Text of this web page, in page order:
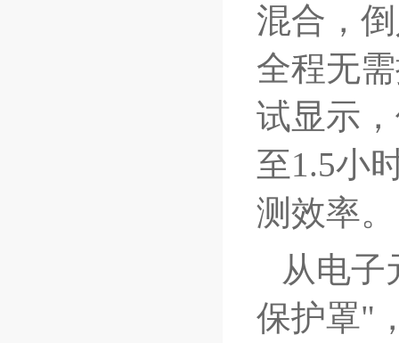
混合，
全程无
试显示
至1.5小
测效率。
从电子
保护罩"